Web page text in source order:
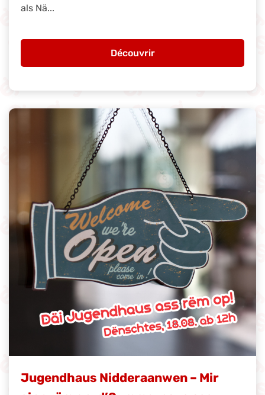
als Nä...
Découvrir
Jugendhaus Nidderaanwen – Mir